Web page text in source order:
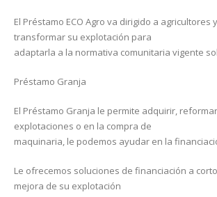
El Préstamo ECO Agro va dirigido a
transformar su explotación para
adaptarla a la normativa comunitaria vigente
Préstamo Granja
El Préstamo Granja le permite adquirir,
explotaciones o en la compra de
maquinaria, le podemos ayudar en la
Le ofrecemos soluciones de financiación a
mejora de su explotación